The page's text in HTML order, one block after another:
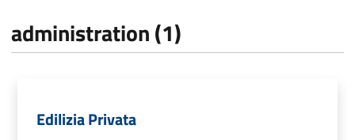
administration (1)
Edilizia Privata